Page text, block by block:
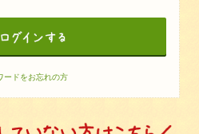
ードをお忘れの方